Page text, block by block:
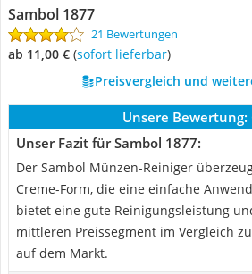
Sambol 1877
21 Bewertungen
ab 11,00 € ( Sofort lieferbar)
Preisvergleich und
Unsere Bewertung:
Unser Fazit für Sambol 1877:
Der Sambol Münzen-Reiniger
Creme-Form, die eine einfache
bietet eine gute Reinigungsleistung
mittleren Preissegment im Vergleich
auf dem Markt.